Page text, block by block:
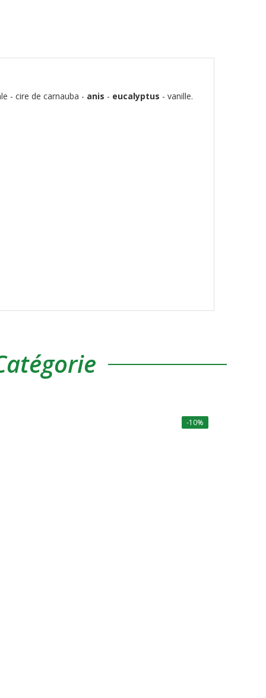
- cire de carnauba - anis - eucalyptus - vanille.
-10%